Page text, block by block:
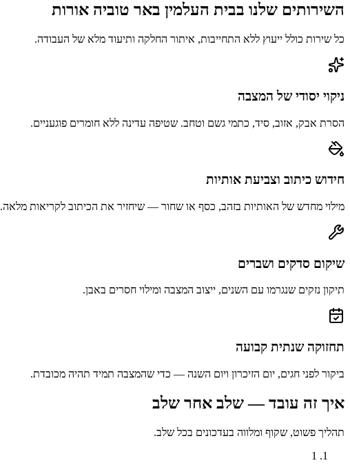
השירותים שלנו בבית העלמין באר טוביה אורות
כל שירות כולל ייעוץ ללא התחייבות, איתור החלקה ותיעוד מלא של העבודה.
ניקוי יסודי של המצבה
הסרת אבק, אזוב, סיד, כתמי גשם וטחב. שטיפה עדינה ללא חומרים פוגעניים.
חידוש כיתוב וצביעת אותיות
מילוי מחדש של האותיות בזהב, כסף או שחור — שיחזיר את הכיתוב לקריאות מלאה.
שיקום סדקים ושברים
תיקון נזקים שנגרמו עם השנים, ייצוב המצבה ומילוי חסרים באבן.
תחזוקה שנתית קבועה
ביקור לפני חגים, יום הזיכרון ויום השנה — כדי שהמצבה תמיד תהיה מכובדת.
איך זה עובד — שלב אחר שלב
תהליך פשוט, שקוף ומלווה בעדכונים בכל שלב.
1